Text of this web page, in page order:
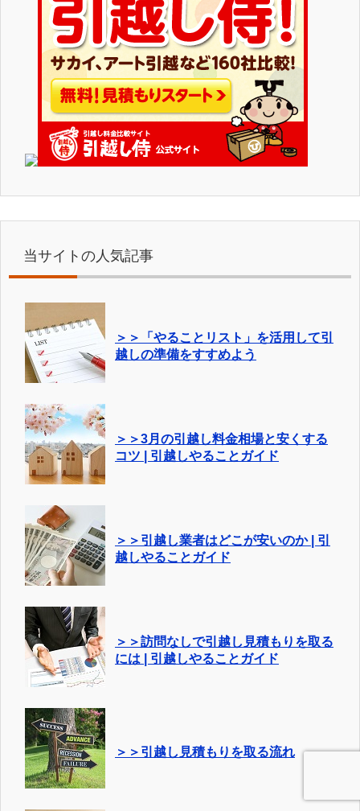
当サイトの人気記事
＞＞「やることリスト」を活用して引
越しの準備をすすめよう
＞＞3月の引越し料金相場と安くする
コツ | 引越しやることガイド
＞＞引越し業者はどこが安いのか | 引
越しやることガイド
＞＞訪問なしで引越し見積もりを取る
には | 引越しやることガイド
＞＞引越し見積もりを取る流れ